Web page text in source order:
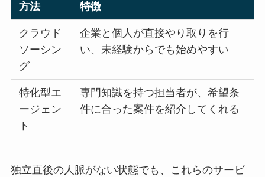
方法 特徴
クラウド
ソーシン
グ
企業と個人が直接やり取りを行
い、未経験からでも始めやすい
特化型エ
ージェン
ト
専門知識を持つ担当者が、希望条
件に合った案件を紹介してくれる
独立直後の人脈がない状態でも、これらのサービ